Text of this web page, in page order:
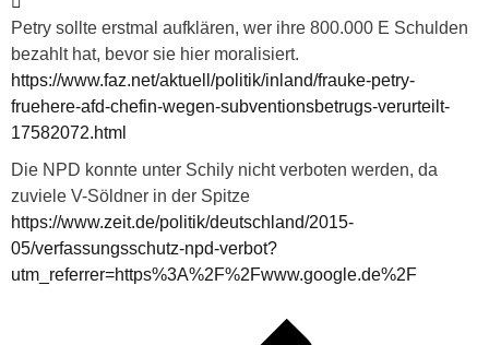
Petry sollte erstmal aufklären, wer ihre 800.000 E Schulden
bezahlt hat, bevor sie hier moralisiert.
https://www.faz.net/aktuell/politik/inland/frauke-petry-
fruehere-afd-chefin-wegen-subventionsbetrugs-verurteilt-
17582072.html
Die NPD konnte unter Schily nicht verboten werden, da
zuviele V-Söldner in der Spitze
https://www.zeit.de/politik/deutschland/2015-
05/verfassungsschutz-npd-verbot?
utm_referrer=https%3A%2F%2Fwww.google.de%2F